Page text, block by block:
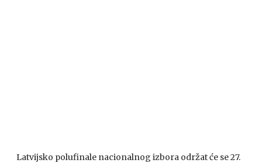
Latvijsko polufinale nacionalnog izbora održat će se 27.